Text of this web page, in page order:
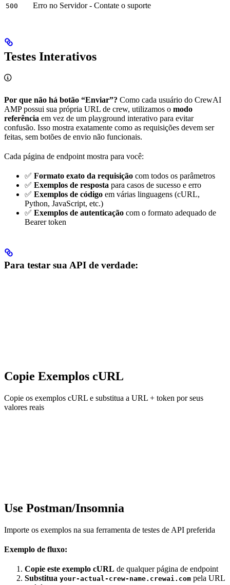
500 Erro no Servidor - Contate o suporte
Testes Interativos
Por que não há botão “Enviar”? Como cada usuário do CrewAI
AMP possui sua própria URL de crew, utilizamos o modo
referência em vez de um playground interativo para evitar
confusão. Isso mostra exatamente como as requisições devem ser
feitas, sem botões de envio não funcionais.
Cada página de endpoint mostra para você:
✅ Formato exato da requisição com todos os parâmetros
✅ Exemplos de resposta para casos de sucesso e erro
✅ Exemplos de código em várias linguagens (cURL,
Python, JavaScript, etc.)
✅ Exemplos de autenticação com o formato adequado de
Bearer token
Para testar sua API de verdade:
Copie Exemplos cURL
Copie os exemplos cURL e substitua a URL + token por seus
valores reais
Use Postman/Insomnia
Importe os exemplos na sua ferramenta de testes de API preferida
Exemplo de fluxo:
Copie este exemplo cURL de qualquer página de endpoint
Substitua your-actual-crew-name.crewai.com pela URL